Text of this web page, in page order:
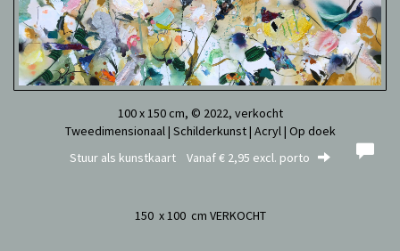
100 x 150 cm, © 2022, verkocht
Tweedimensionaal | Schilderkunst | Acryl | Op doek
Stuur als kunstkaart Vanaf € 2,95 excl. porto
150 x 100 cm VERKOCHT